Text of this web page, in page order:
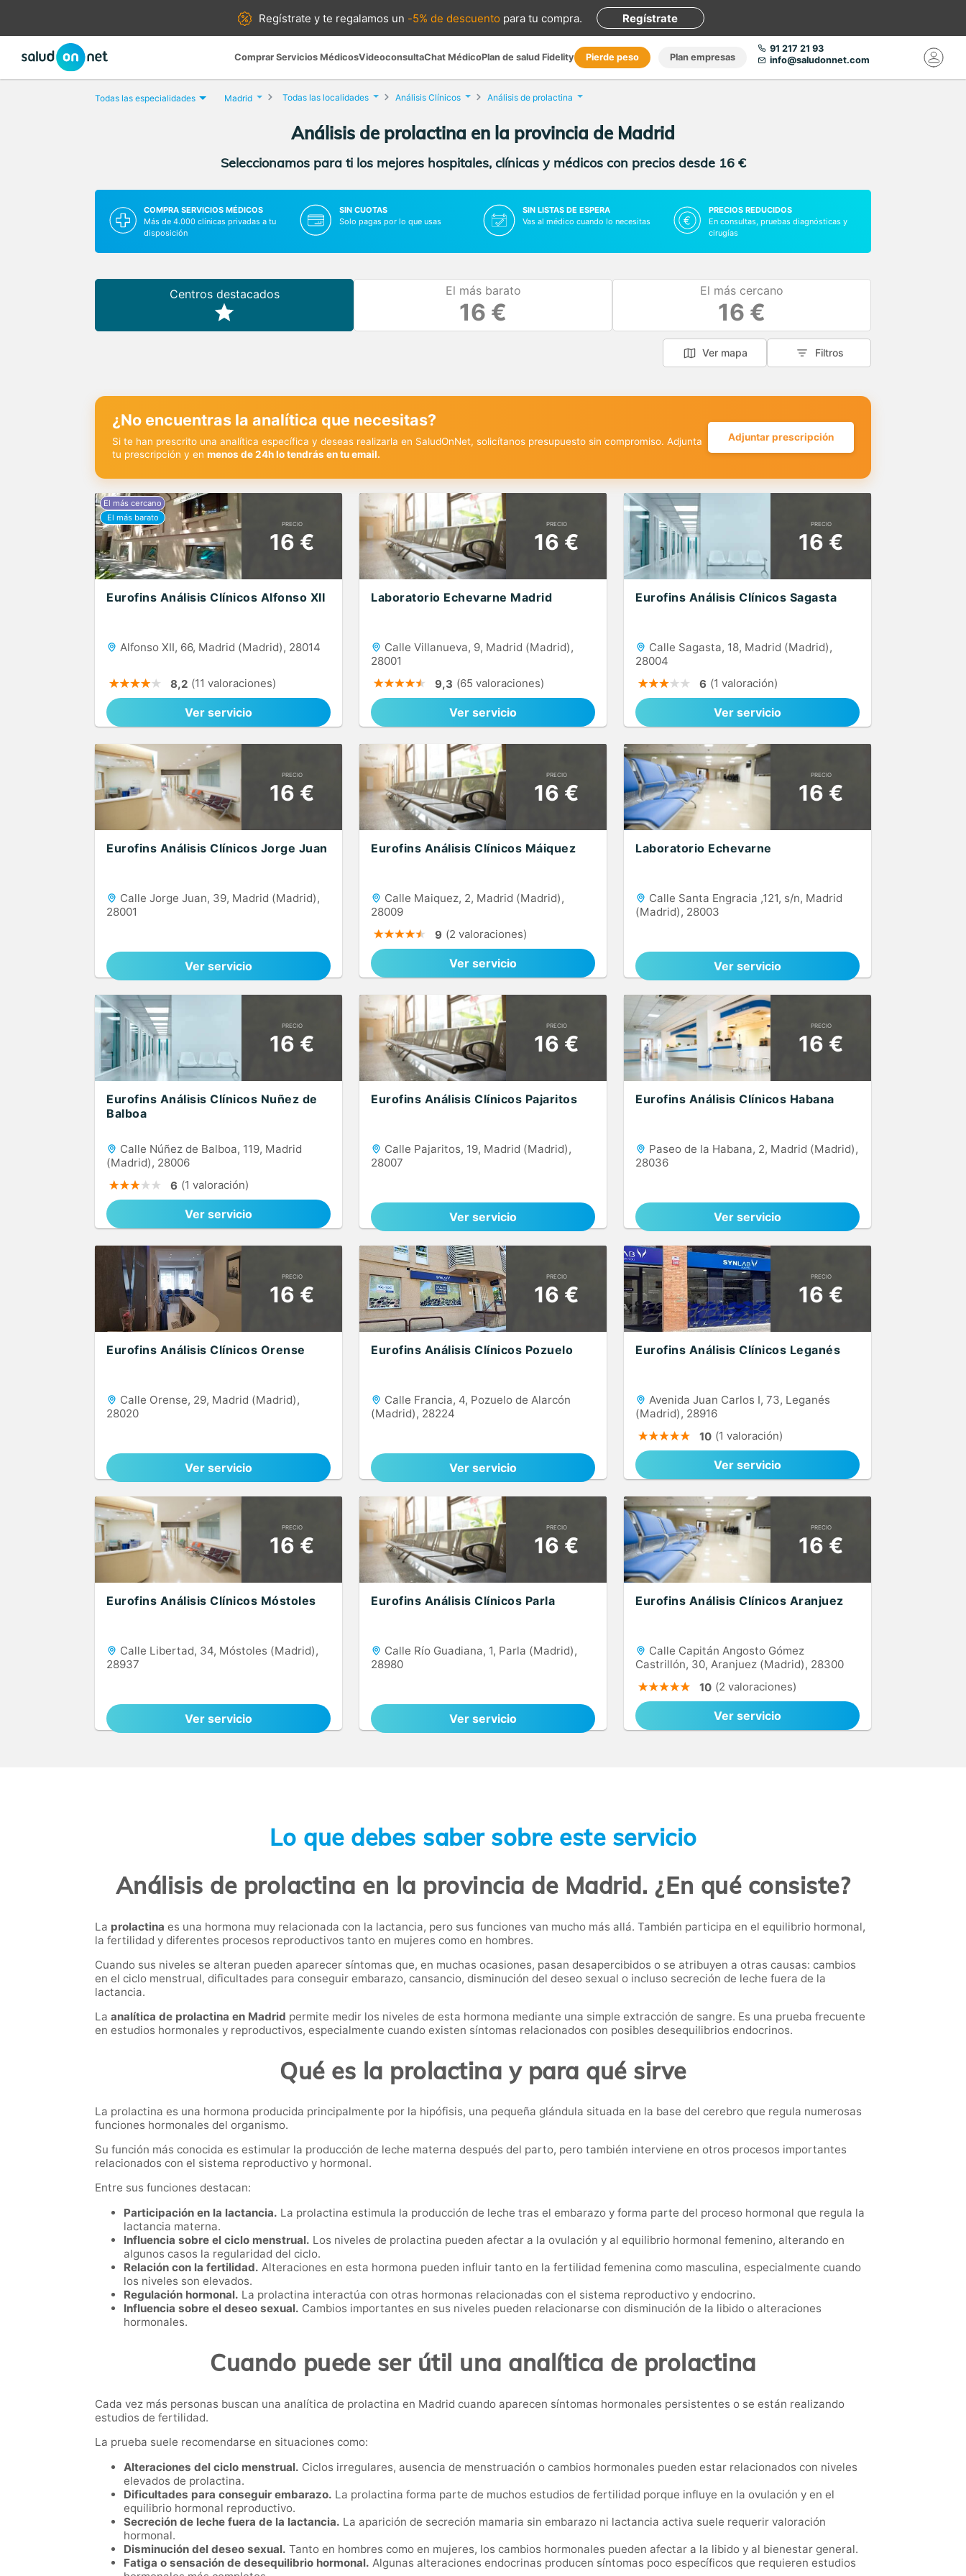
Regístrate yte regalamos un -5% de descuento para tu compra. Regístrate
Comprar Servicios MédicosVideoconsultaChat MédicoPlan de salud Fidelity Pierde peso Plan empresas
91 217 21 93
info@saludonnet.com
Todas las especialidades Madrid Todas las localidades Análisis Clínicos Análisis de prolactina
Análisis de prolactina en la provincia de Madrid
Seleccionamos para ti los mejores hospitales, clínicas y médicos con precios desde 16 €
COMPRA SERVICIOS MÉDICOS
Más de 4.000 clínicas privadas a tu
disposición
SIN CUOTAS
Solo pagas por lo que usas
SIN LISTAS DE ESPERA
Vas al médico cuando lo necesitas
PRECIOS REDUCIDOS
En consultas, pruebas diagnósticas y
cirugías
Centros destacados El más barato
16 €
El más cercano
16 €
Ver mapa Filtros
¿No encuentras la analítica que necesitas?
Si te han prescrito una analítica específica y deseas realizarla en SaludOnNet, solicítanos presupuesto sin compromiso. Adjunta
tu prescripción y en menos de 24h lo tendrás en tu email.
Adjuntar prescripción
PRECIO
16 €
Eurofins Análisis Clínicos Alfonso XII
Alfonso XII, 66, Madrid (Madrid), 28014
8,2 (11 valoraciones)
Ver servicio
PRECIO
16 €
Laboratorio Echevarne Madrid
Calle Villanueva, 9, Madrid (Madrid),
28001
9,3 (65 valoraciones)
Ver servicio
PRECIO
16 €
Eurofins Análisis Clínicos Sagasta
Calle Sagasta, 18, Madrid (Madrid),
28004
6 (1 valoración)
Ver servicio
PRECIO
16 €
Eurofins Análisis Clínicos Jorge Juan
Calle Jorge Juan, 39, Madrid (Madrid),
28001
Ver servicio
PRECIO
16 €
Eurofins Análisis Clínicos Máiquez
Calle Maiquez, 2, Madrid (Madrid),
28009
9 (2 valoraciones)
Ver servicio
PRECIO
16 €
Laboratorio Echevarne
Calle Santa Engracia ,121, s/n, Madrid
(Madrid), 28003
Ver servicio
PRECIO
16 €
Eurofins Análisis Clínicos Nuñez de
Balboa
Calle Núñez de Balboa, 119, Madrid
(Madrid), 28006
6 (1 valoración)
Ver servicio
PRECIO
16 €
Eurofins Análisis Clínicos Pajaritos
Calle Pajaritos, 19, Madrid (Madrid),
28007
Ver servicio
PRECIO
16 €
Eurofins Análisis Clínicos Habana
Paseo de la Habana, 2, Madrid (Madrid),
28036
Ver servicio
PRECIO
16 €
Eurofins Análisis Clínicos Orense
Calle Orense, 29, Madrid (Madrid),
28020
Ver servicio
PRECIO
16 €
Eurofins Análisis Clínicos Pozuelo
Calle Francia, 4, Pozuelo de Alarcón
(Madrid), 28224
Ver servicio
PRECIO
16 €
Eurofins Análisis Clínicos Leganés
Avenida Juan Carlos I, 73, Leganés
(Madrid), 28916
10 (1 valoración)
Ver servicio
PRECIO
16 €
Eurofins Análisis Clínicos Móstoles
Calle Libertad, 34, Móstoles (Madrid),
28937
Ver servicio
PRECIO
16 €
Eurofins Análisis Clínicos Parla
Calle Río Guadiana, 1, Parla (Madrid),
28980
Ver servicio
PRECIO
16 €
Eurofins Análisis Clínicos Aranjuez
Calle Capitán Angosto Gómez
Castrillón, 30, Aranjuez (Madrid), 28300
10 (2 valoraciones)
Ver servicio
Lo que debes saber sobre este servicio
Análisis de prolactina en la provincia de Madrid. ¿En qué consiste?
La prolactina es una hormona muy relacionada con la lactancia, pero sus funciones van mucho más allá. También participa en el equilibrio hormonal,
la fertilidad y diferentes procesos reproductivos tanto en mujeres como en hombres.
Cuando sus niveles se alteran pueden aparecer síntomas que, en muchas ocasiones, pasan desapercibidos o se atribuyen a otras causas: cambios
en el ciclo menstrual, dificultades para conseguir embarazo, cansancio, disminución del deseo sexual o incluso secreción de leche fuera de la
lactancia.
La analítica de prolactina en Madrid permite medir los niveles de esta hormona mediante una simple extracción de sangre. Es una prueba frecuente
en estudios hormonales y reproductivos, especialmente cuando existen síntomas relacionados con posibles desequilibrios endocrinos.
Qué es la prolactina y para qué sirve
La prolactina es una hormona producida principalmente por la hipófisis, una pequeña glándula situada en la base del cerebro que regula numerosas
funciones hormonales del organismo.
Su función más conocida es estimular la producción de leche materna después del parto, pero también interviene en otros procesos importantes
relacionados con el sistema reproductivo y hormonal.
Entre sus funciones destacan:
Participación en la lactancia. La prolactina estimula la producción de leche tras el embarazo y forma parte del proceso hormonal que regula la
lactancia materna.
Influencia sobre el ciclo menstrual. Los niveles de prolactina pueden afectar a la ovulación y al equilibrio hormonal femenino, alterando en
algunos casos la regularidad del ciclo.
Relación con la fertilidad. Alteraciones en esta hormona pueden influir tanto en la fertilidad femenina como masculina, especialmente cuando
los niveles son elevados.
Regulación hormonal. La prolactina interactúa con otras hormonas relacionadas con el sistema reproductivo y endocrino.
Influencia sobre el deseo sexual. Cambios importantes en sus niveles pueden relacionarse con disminución de la libido o alteraciones
hormonales.
Cuando puede ser útil una analítica de prolactina
Cada vez más personas buscan una analítica de prolactina en Madrid cuando aparecen síntomas hormonales persistentes o se están realizando
estudios de fertilidad.
La prueba suele recomendarse en situaciones como:
Alteraciones del ciclo menstrual. Ciclos irregulares, ausencia de menstruación o cambios hormonales pueden estar relacionados con niveles
elevados de prolactina.
Dificultades para conseguir embarazo. La prolactina forma parte de muchos estudios de fertilidad porque influye en la ovulación y en el
equilibrio hormonal reproductivo.
Secreción de leche fuera de la lactancia. La aparición de secreción mamaria sin embarazo ni lactancia activa suele requerir valoración
hormonal.
Disminución del deseo sexual. Tanto en hombres como en mujeres, los cambios hormonales pueden afectar a la libido y al bienestar general.
Fatiga o sensación de desequilibrio hormonal. Algunas alteraciones endocrinas producen síntomas poco específicos que requieren estudios